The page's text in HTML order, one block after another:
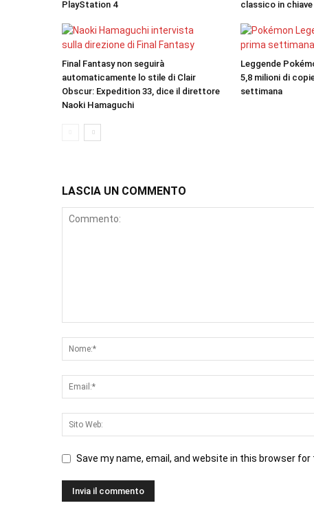
PlayStation 4
classico in
Final Fantasy non seguirà
automaticamente lo stile di Clair
Obscur: Expedition 33, dice il direttore
Naoki Hamaguchi
Leggende
5,8 milioni di
settimana
LASCIA UN COMMENTO
Save my name, email, and website in this browser